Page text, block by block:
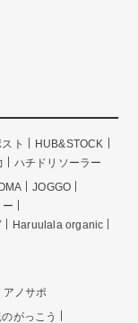
ト
HUB&STOCK
ハチドリソーラー
JOGGO
Haruulala organic
アノサポ
がっこう